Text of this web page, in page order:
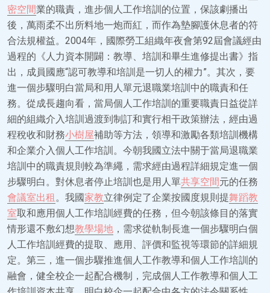
密空間業的職責，進步個人工作培訓的位置，保該劇播出
後，萬雨柔不出所料地一炮而紅，而作為墊腳護休息者的符
合法規權益。2004年，國際勞工組織年夜會第92屆會議經由
過程的《人力資本開闢：教導、培訓和畢生進修提出書》指
出，成員國應“認可教導和培訓是一切人的權力”。其次，要
進一個步驟明白當局和用人單元退職業培訓中的職責和任
務。從成長趨向看，當局個人工作培訓的重要職責日益從詳
細的組織介入培訓過渡到制訂和實行相干政策辦法，經由過
程稅收和財務小樹屋補助等方法，領導和激勵各類培訓機構
和企業介入個人工作培訓。今朝我國立法中關于當局退職業
培訓中的職責規則較為準繩，需求經由過程詳細規定進一個
步驟明白。對休息者停止培訓也是用人單共享空間元的任務
會議室出租。我國家教立律例定了企業按國度規則提舞蹈教
室取和應用個人工作培訓經費的任務，但今朝該條目的落實
情形還不敷幻想教學場地 ，需求從軌制長進一個步驟明白個
人工作培訓經費的提取、應用、評價和監視等環節的詳細規
定。第三，進一個步驟推進個人工作教導和個人工作培訓的
融會，健全校企一起配合機制，完成個人工作教導和個人工